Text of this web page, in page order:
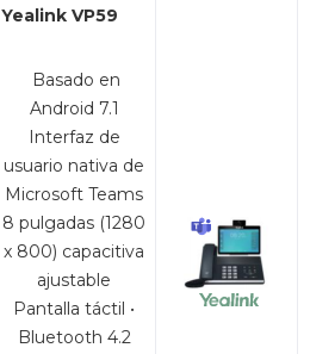
Yealink VP59
Basado en
Android 7.1
Interfaz de
usuario nativa de
Microsoft Teams
8 pulgadas (1280
x 800) capacitiva
ajustable
Pantalla táctil •
Bluetooth 4.2